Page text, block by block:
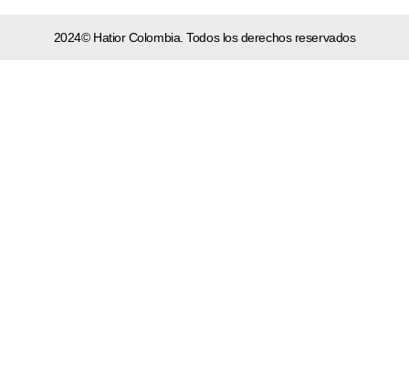
2024© Hatior Colombia. Todos los derechos reservados